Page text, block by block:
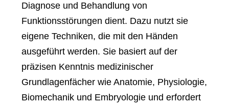
Diagnose und Behandlung von
Funktionsstörungen dient. Dazu nutzt sie
eigene Techniken, die mit den Händen
ausgeführt werden. Sie basiert auf der
präzisen Kenntnis medizinischer
Grundlagenfächer wie Anatomie, Physiologie,
Biomechanik und Embryologie und erfordert